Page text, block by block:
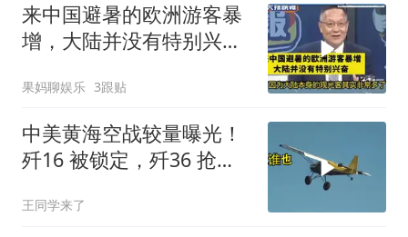
来中国避暑的欧洲游客暴
增，大陆并没有特别兴
果妈聊娱乐 3跟贴
中美黄海空战较量曝光！
歼16 被锁定，歼36 抢先
王同学来了